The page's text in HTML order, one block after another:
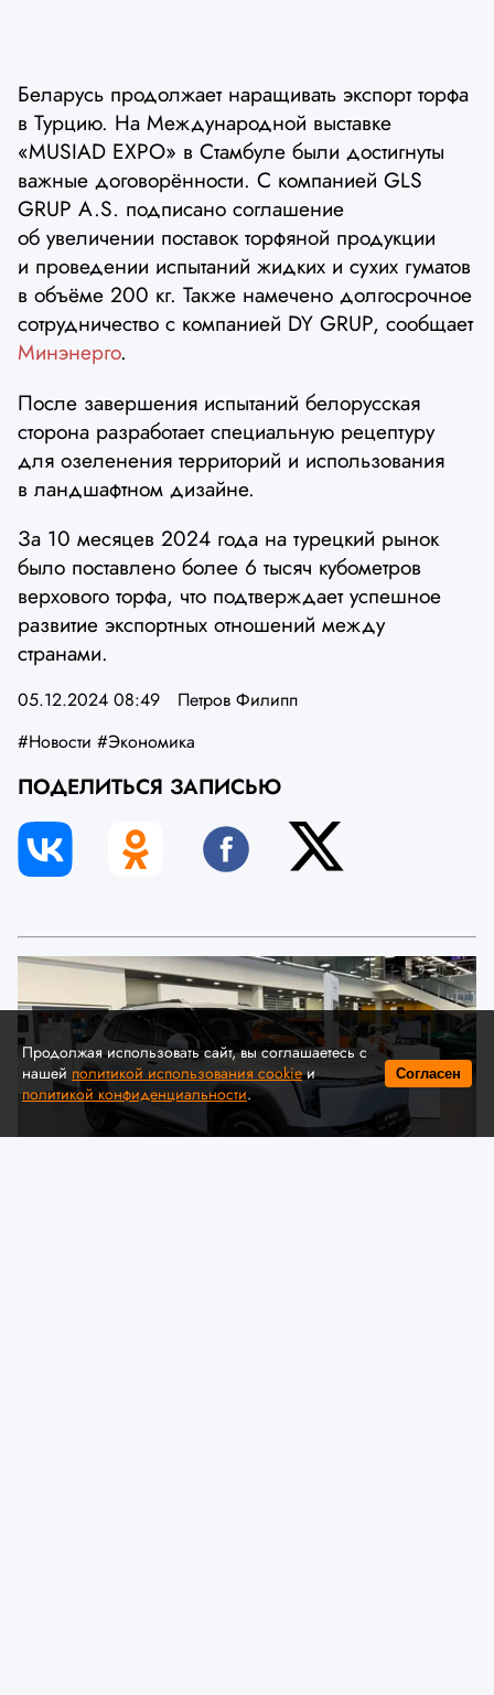
Беларусь продолжает наращивать экспорт торфа
в Турцию. На Международной выставке
«MUSIAD EXPO» в Стамбуле были достигнуты
важные договорённости. С компанией GLS
GRUP A.S. подписано соглашение
об увеличении поставок торфяной продукции
и проведении испытаний жидких и сухих гуматов
в объёме 200 кг. Также намечено долгосрочное
сотрудничество с компанией DY GRUP, сообщает
Минэнерго.
После завершения испытаний белорусская
сторона разработает специальную рецептуру
для озеленения территорий и использования
в ландшафтном дизайне.
За 10 месяцев 2024 года на турецкий рынок
было поставлено более 6 тысяч кубометров
верхового торфа, что подтверждает успешное
развитие экспортных отношений между
странами.
05.12.2024 08:49
Петров Филипп
#Новости #Экономика
ПОДЕЛИТЬСЯ ЗАПИСЬЮ
Продолжая использовать сайт, вы соглашаетесь с
нашей политикой использования cookieи
политикой конфиденциальности.
Согласен